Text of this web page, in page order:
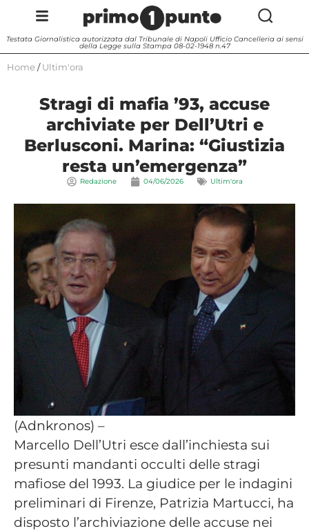
Testata Giornalistica autorizzata dal Tribunale di Napoli Ufficio Cancelleria ai sensi
della Legge sulla Stampa 08-02-1948 n.47
Home / Ultim'ora
Stragi di mafia ’93, accuse
archiviate per Dell’Utri e
Berlusconi. Marina: “Giustizia
resta un’emergenza”
Redazione 04/06/2026 Ultim'ora
(Adnkronos) –
Marcello Dell’Utri esce dall’inchiesta sui
presunti mandanti occulti delle stragi
mafiose del 1993. La giudice per le indagini
preliminari di Firenze, Patrizia Martucci, ha
disposto l’archiviazione delle accuse nei